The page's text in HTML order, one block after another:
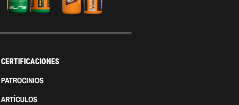
CERTIFICACIONES
PATROCINIOS
ARTÍCULOS